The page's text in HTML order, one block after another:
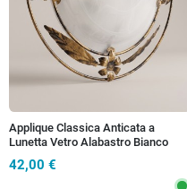
Applique Classica Anticata a
Lunetta Vetro Alabastro Bianco
42,00 €